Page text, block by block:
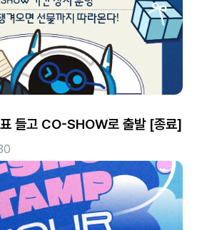
들고 CO-SHOW로 출발 [종료]